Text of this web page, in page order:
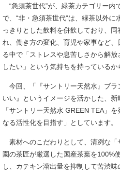
“急須茶世代”が、緑茶カテゴリー内
で、“非・急須茶世代”は、緑茶以外
っきりとした飲料を併飲しており、
れ、働き方の変化、育児や家事など
る中で「ストレスや息苦しさから解
したい」という気持ちを持っているか
今回、「『サントリー天然水』ブラ
いい』というイメージを活かした、
「サントリー天然水 GREEN TEA」
なる活性化を目指す」としています。
素材へのこだわりとして、清冽な「
園の茶匠が厳選した国産茶葉を100%
し、カテキン溶出量を抑制して苦渋